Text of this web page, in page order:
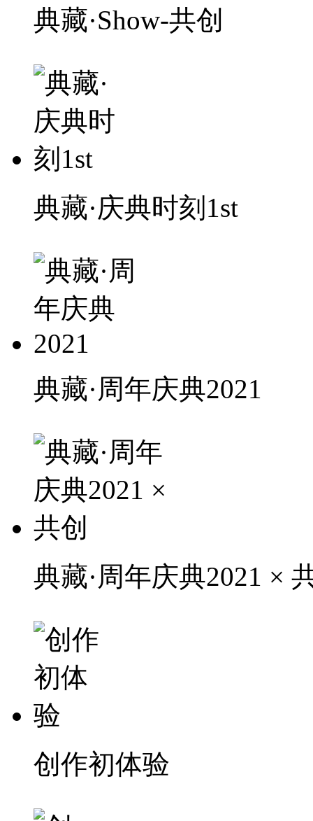
典藏·Show-共创
典藏·庆典时刻1st
典藏·周年庆典2021
典藏·周年庆典2021 ×
创作初体验